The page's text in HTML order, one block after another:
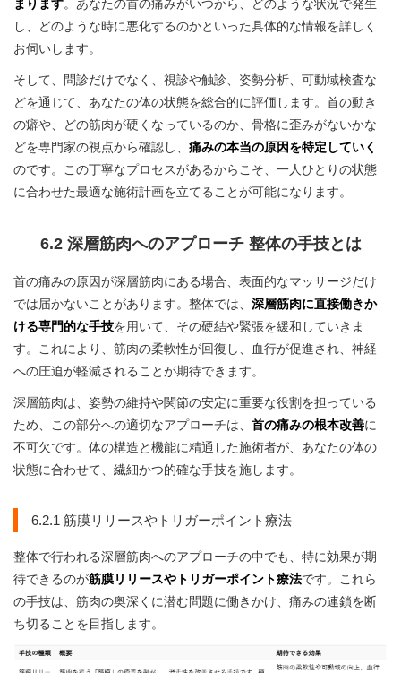
まります。あなたの首の痛みがいつから、どのような状況で発生
し、どのような時に悪化するのかといった具体的な情報を詳しく
お伺いします。
そして、問診だけでなく、視診や触診、姿勢分析、可動域検査な
どを通じて、あなたの体の状態を総合的に評価します。首の動き
の癖や、どの筋肉が硬くなっているのか、骨格に歪みがないかな
どを専門家の視点から確認し、 痛みの本当の原因を特定していく
のです。この丁寧なプロセスがあるからこそ、一人ひとりの状態
に合わせた最適な施術計画を立てることが可能になります。
6.2 深層筋肉へのアプローチ 整体の手技とは
首の痛みの原因が深層筋肉にある場合、表面的なマッサージだけ
では届かないことがあります。整体では、 深層筋肉に直接働きか
ける専門的な手技を用いて、その硬結や緊張を緩和していきま
す。これにより、筋肉の柔軟性が回復し、血行が促進され、神経
への圧迫が軽減されることが期待できます。
深層筋肉は、姿勢の維持や関節の安定に重要な役割を担っている
ため、この部分への適切なアプローチは、 首の痛みの根本改善に
不可欠です。体の構造と機能に精通した施術者が、あなたの体の
状態に合わせて、繊細かつ的確な手技を施します。
6.2.1 筋膜リリースやトリガーポイント療法
整体で行われる深層筋肉へのアプローチの中でも、特に効果が期
待できるのが筋膜リリースやトリガーポイント療法です。これら
の手技は、筋肉の奥深くに潜む問題に働きかけ、痛みの連鎖を断
ち切ることを目指します。